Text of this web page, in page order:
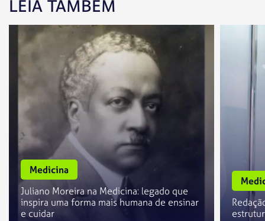
LEIA TAMBÉM
Medicina
Juliano Moreira na Medicina: legado que
inspira uma forma mais humana de ensinar
e cuidar